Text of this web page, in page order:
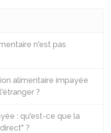
n'est pas
alimentaire impayée
?
: qu'est-ce que la
?